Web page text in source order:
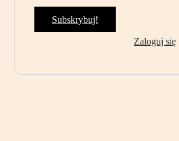
Subskrybuj!
Zaloguj się